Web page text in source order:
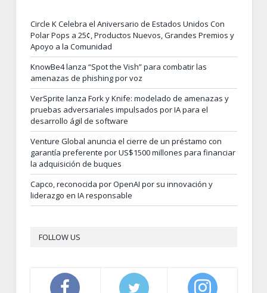
Circle K Celebra el Aniversario de Estados Unidos Con
Polar Pops a 25¢, Productos Nuevos, Grandes Premios y
Apoyo a la Comunidad
KnowBe4 lanza “Spot the Vish” para combatir las
amenazas de phishing por voz
VerSprite lanza Fork y Knife: modelado de amenazas y
pruebas adversariales impulsados por IA para el
desarrollo ágil de software
Venture Global anuncia el cierre de un préstamo con
garantía preferente por US$1500 millones para financiar
la adquisición de buques
Capco, reconocida por OpenAI por su innovación y
liderazgo en IA responsable
FOLLOW US